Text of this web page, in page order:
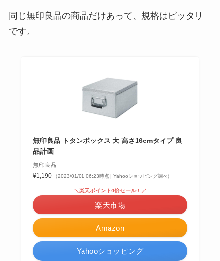
同じ無印良品の商品だけあって、規格はピッタリ
です。
無印良品 トタンボックス 大 高さ16cmタイプ 良
品計画
無印良品
¥1,190
（2023/01/01 06:23時点 | Yahooショッピング調べ）
Amazon
＼楽天ポイント4倍セール！／
楽天市場
Yahooショッピング